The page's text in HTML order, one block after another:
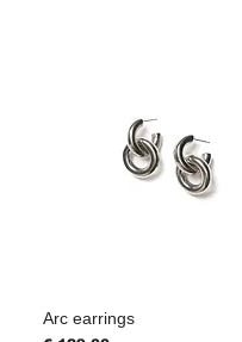
Arc earrings